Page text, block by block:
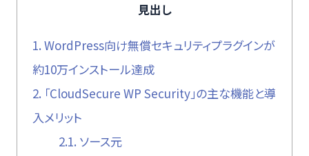
見出し
1. WordPress向け無償セキュリティプラグインが
約10万インストール達成
2. 「CloudSecure WP Security」の主な機能と導
入メリット
2.1. ソース元